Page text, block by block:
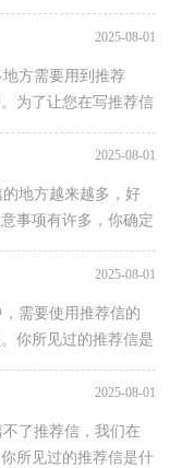
师...
2025-08-01
方需要用到推荐
为了让您在写推荐信
2025-08-01
地方越来越多，好
事项有许多，你确定
，仅供参...
2025-08-01
需要使用推荐信的
你所见过的推荐信是
2025-08-01
了推荐信，我们在
所见过的推荐信是什